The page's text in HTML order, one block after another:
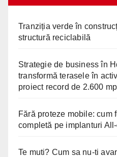
Tranziția verde în
structură reciclabilă
Strategie de business în
transformă terasele în
proiect record de 2.600
Fără proteze mobile: cum
completă pe implanturi
Te muti? Cum sa nu-ti